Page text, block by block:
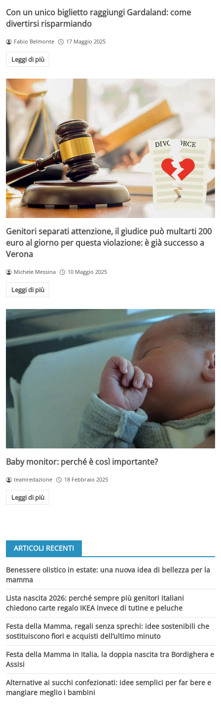
Con un unico biglietto raggiungi Gardaland: come
divertirsi risparmiando
Fabio Belmonte 17 Maggio 2025
Leggi di più
Genitori separati attenzione, il giudice può multarti 200
euro al giorno per questa violazione: è già successo a
Verona
Michele Messina 10 Maggio 2025
Leggi di più
Baby monitor: perché è così importante?
teamredazione 18 Febbraio 2025
Leggi di più
ARTICOLI RECENTI
Benessere olistico in estate: una nuova idea di bellezza per la
mamma
Lista nascita 2026: perché sempre più genitori italiani
chiedono carte regalo IKEA invece di tutine e peluche
Festa della Mamma, regali senza sprechi: idee sostenibili che
sostituiscono fiori e acquisti dell’ultimo minuto
Festa della Mamma in Italia, la doppia nascita tra Bordighera e
Assisi
Alternative ai succhi confezionati: idee semplici per far bere e
mangiare meglio i bambini